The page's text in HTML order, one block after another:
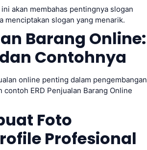
akan membahas pentingnya slogan
menciptakan slogan yang menarik.
Barang Online:
Contohnya
online penting dalam pengembangan
ERD Penjualan Barang Online
Foto
Profesional